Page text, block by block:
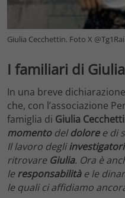
Giulia Cecchettin. Foto X @Tg1Rai
I familiari di
In una breve
che, con l’associazione
famiglia di Giulia
momentodeldoloree di
Il lavoro degliinvestigatori
ritrovare Giulia. Ora è
leresponsabilitàe le
le quali ci affidiamo